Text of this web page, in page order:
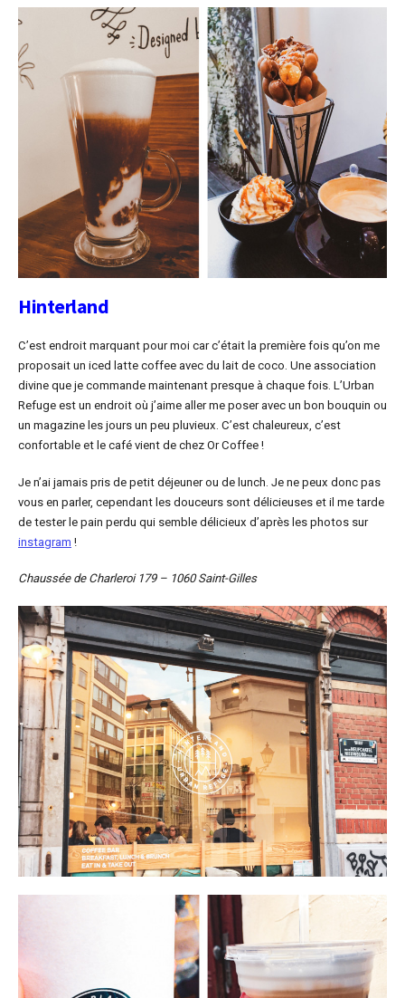
Hinterland
C’est endroit marquant pour moi car c’était la première fois qu’on me
proposait un iced latte coffee avec du lait de coco. Une association
divine que je commande maintenant presque à chaque fois. L’Urban
Refuge est un endroit où j’aime aller me poser avec un bon bouquin ou
un magazine les jours un peu pluvieux. C’est chaleureux, c’est
confortable et le café vient de chez Or Coffee !
Je n’ai jamais pris de petit déjeuner ou de lunch. Je ne peux donc pas
vous en parler, cependant les douceurs sont délicieuses et il me tarde
de tester le pain perdu qui semble délicieux d’après les photos sur
instagram !
Chaussée de Charleroi 179 – 1060 Saint-Gilles